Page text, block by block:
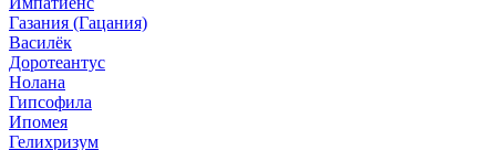
Газания (Гацания)
Василёк
Доротеантус
Нолана
Гипсофила
Ипомея
Гелихризум